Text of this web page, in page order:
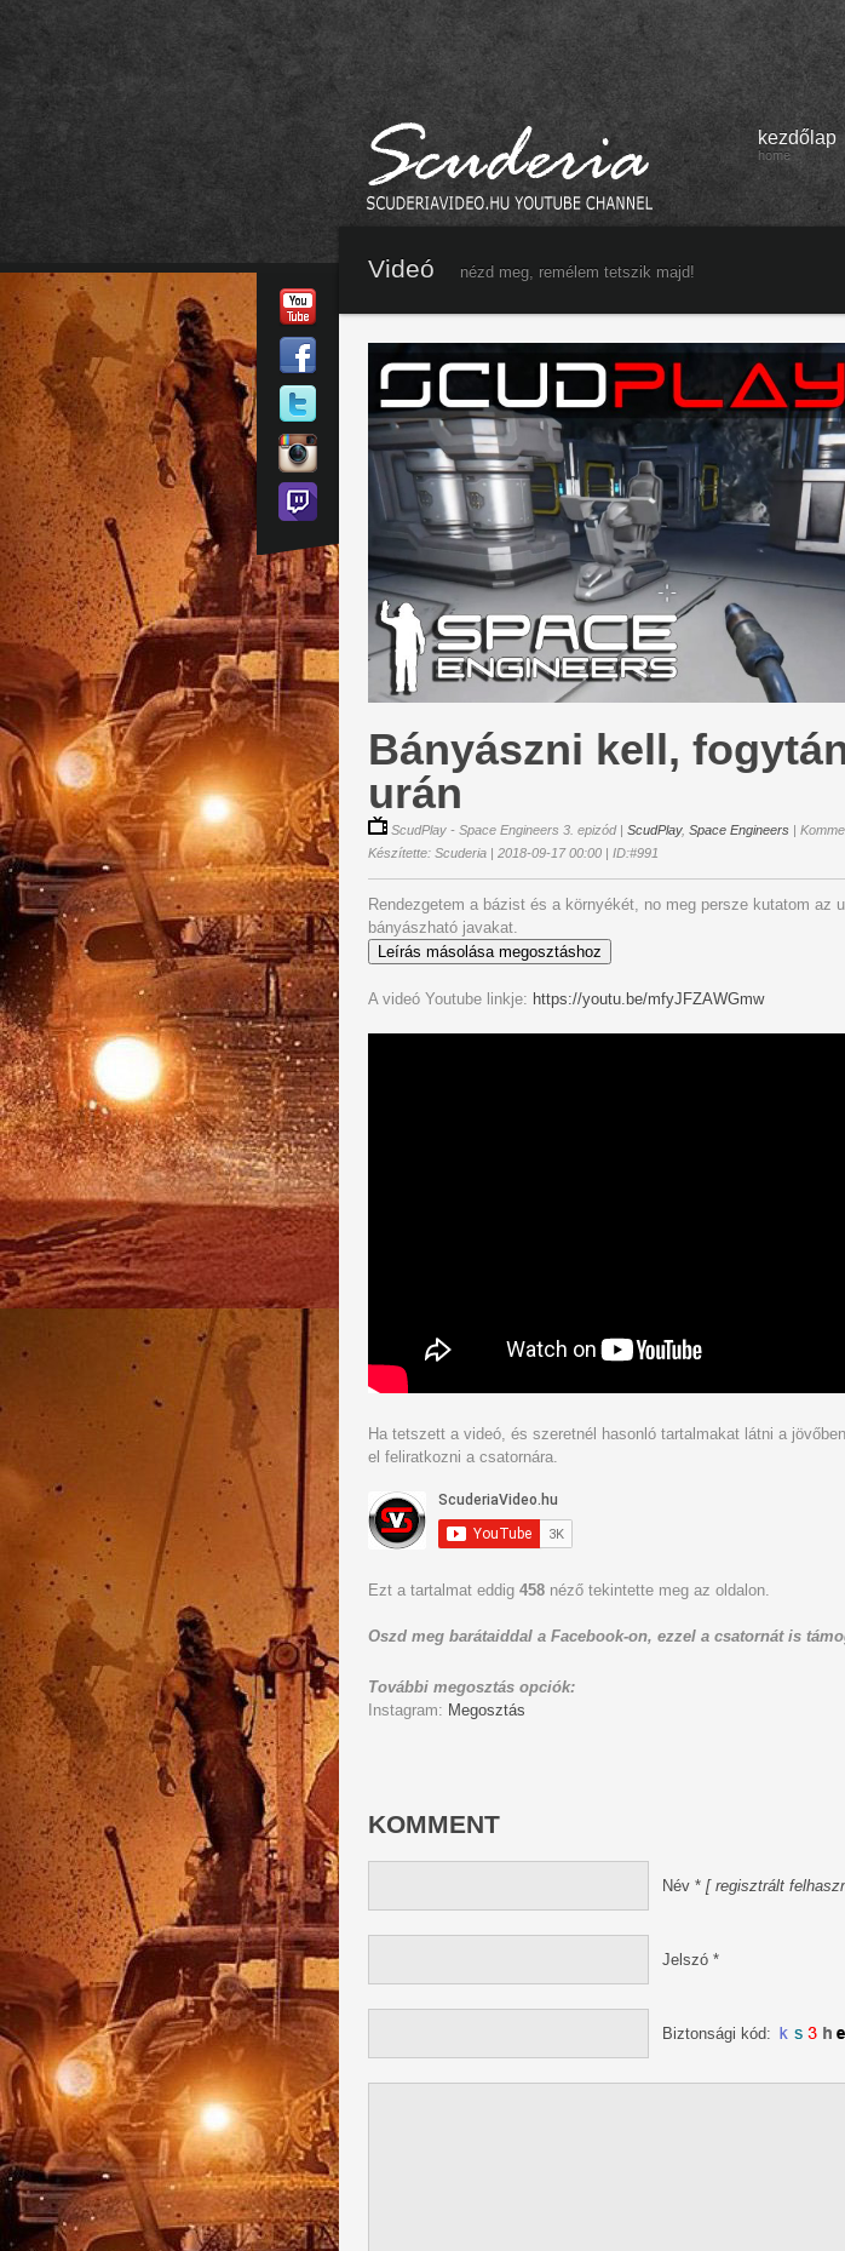
kezdőlap
home
Videó nézd meg, remélem tetszik majd!
Bányászni kell,
urán
ScudPlay - Space Engineers 3. epizód| ScudPlay, Space Engineers |
Készítette: Scuderia | 2018-09-17 00:00 | ID:#991
Rendezgetem a bázist és a környékét, no meg persze kutatom az
bányászható javakat.
Leírás másolása megosztáshoz
A videó Youtube linkje: https://youtu.be/mfyJFZAWGmw
Ha tetszett a videó, és szeretnél hasonló tartalmakat látni a
el feliratkozni a csatornára.
Ezt a tartalmat eddig 458 néző tekintette meg az oldalon.
Oszd meg barátaiddal a Facebook-on, ezzel a csatornát is
További megosztás opciók:
Instagram: Megosztás
KOMMENT
Név * [ regisztrált
Jelszó *
Biztonsági kód: